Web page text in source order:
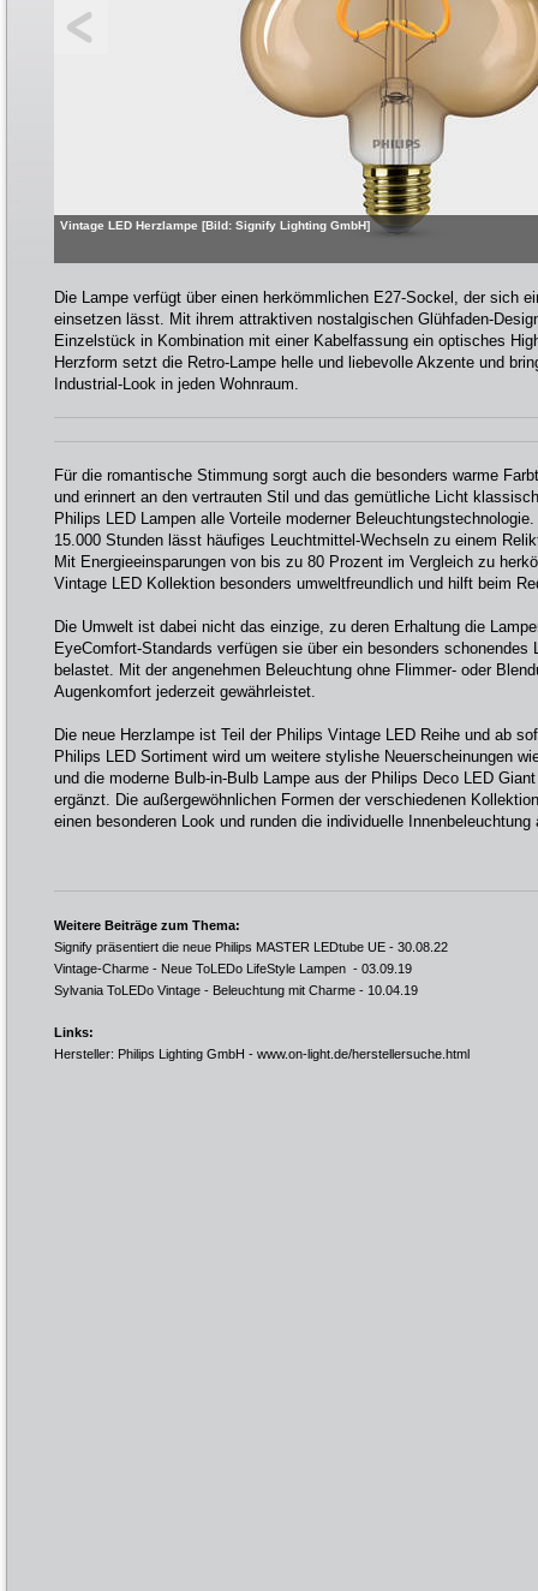
Vintage LED Herzlampe [Bild: Signify Lighting GmbH]
Die Lampe verfügt über einen herkömmlichen E27-Sockel, der sich
einsetzen lässt. Mit ihrem attraktiven nostalgischen Glühfaden-
Einzelstück in Kombination mit einer Kabelfassung ein optisches
Herzform setzt die Retro-Lampe helle und liebevolle Akzente und
Industrial-Look in jeden Wohnraum.
Für die romantische Stimmung sorgt auch die besonders warme
und erinnert an den vertrauten Stil und das gemütliche Licht
Philips LED Lampen alle Vorteile moderner
15.000 Stunden lässt häufiges Leuchtmittel-Wechseln zu einem
Mit Energieeinsparungen von bis zu 80 Prozent im Vergleich zu
Vintage LED Kollektion besonders umweltfreundlich und hilft beim
Die Umwelt ist dabei nicht das einzige, zu deren Erhaltung die
EyeComfort-Standards verfügen sie über ein besonders schonendes
belastet. Mit der angenehmen Beleuchtung ohne Flimmer- oder
Augenkomfort jederzeit gewährleistet.
Die neue Herzlampe ist Teil der Philips Vintage LED Reihe und ab
Philips LED Sortiment wird um weitere stylishe Neuerscheinungen
und die moderne Bulb-in-Bulb Lampe aus der Philips Deco LED
ergänzt. Die außergewöhnlichen Formen der verschiedenen
einen besonderen Look und runden die individuelle Innenbeleuchtung
Weitere Beiträge zum Thema:
Signify präsentiert die neue Philips MASTER LEDtube UE - 30.08.22
Vintage-Charme - Neue ToLEDo LifeStyle Lampen - 03.09.19
Sylvania ToLEDo Vintage - Beleuchtung mit Charme - 10.04.19
Links:
Hersteller: Philips Lighting GmbH - www.on-light.de/herstellersuche.html